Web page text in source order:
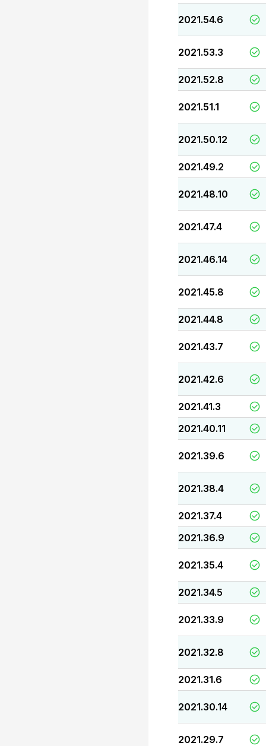
2021.54.6
2021.53.3
2021.52.8
2021.51.1
2021.50.12
2021.49.2
2021.48.10
2021.47.4
2021.46.14
2021.45.8
2021.44.8
2021.43.7
2021.42.6
2021.41.3
2021.40.11
2021.39.6
2021.38.4
2021.37.4
2021.36.9
2021.35.4
2021.34.5
2021.33.9
2021.32.8
2021.31.6
2021.30.14
2021.29.7